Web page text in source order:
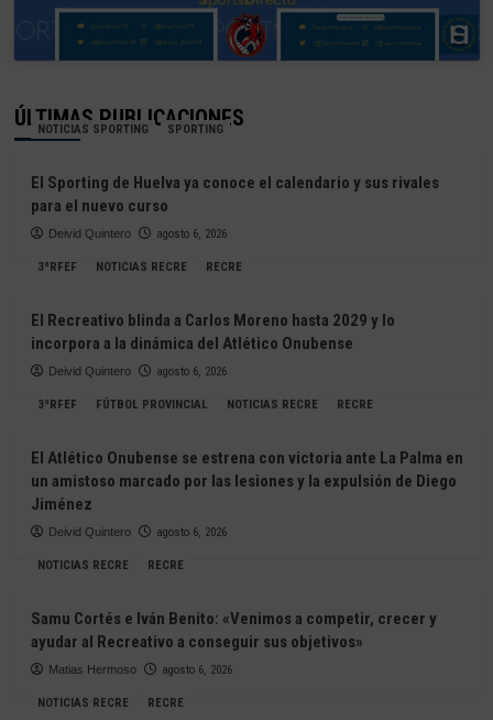
ÚLTIMAS PUBLICACIONES
NOTICIAS SPORTING SPORTING
El Sporting de Huelva ya conoce el calendario y sus rivales
para el nuevo curso
Deivid Quintero agosto 6, 2026
3ªRFEF NOTICIAS RECRE RECRE
El Recreativo blinda a Carlos Moreno hasta 2029 y lo
incorpora a la dinámica del Atlético Onubense
Deivid Quintero agosto 6, 2026
3ªRFEF FÚTBOL PROVINCIAL NOTICIAS RECRE RECRE
El Atlético Onubense se estrena con victoria ante La Palma en
un amistoso marcado por las lesiones y la expulsión de Diego
Jiménez
Deivid Quintero agosto 6, 2026
NOTICIAS RECRE RECRE
Samu Cortés e Iván Benito: «Venimos a competir, crecer y
ayudar al Recreativo a conseguir sus objetivos»
Matias Hermoso agosto 6, 2026
NOTICIAS RECRE RECRE